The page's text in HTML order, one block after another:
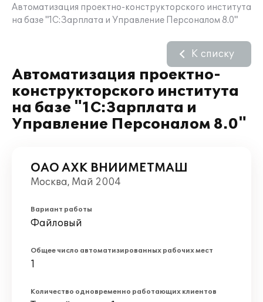
Автоматизация проектно-конструкторского института
на базе "1С:Зарплата и Управление Персоналом 8.0"
Автоматизация проектно-
конструкторского института
на базе "1С:Зарплата и
Управление Персоналом 8.0"
К списку
ОАО АХК ВНИИМЕТМАШ
Москва, Май 2004
Вариант работы
Файловый
Общее число автоматизированных рабочих мест
1
Количество одновременно работающих клиентов